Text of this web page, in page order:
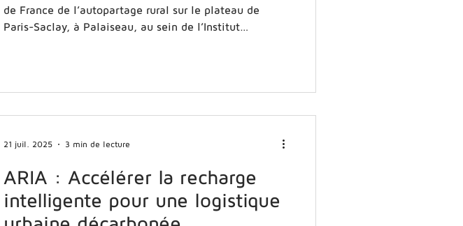
de France de l’autopartage rural sur le plateau de
Paris-Saclay, à Palaiseau, au sein de l’Institut
service public de proximité : une station accessible,
usages, l’éne
ARIA : Accélérer la recharge
intelligente pour une logistique
21 juil. 2025 3 min de lecture